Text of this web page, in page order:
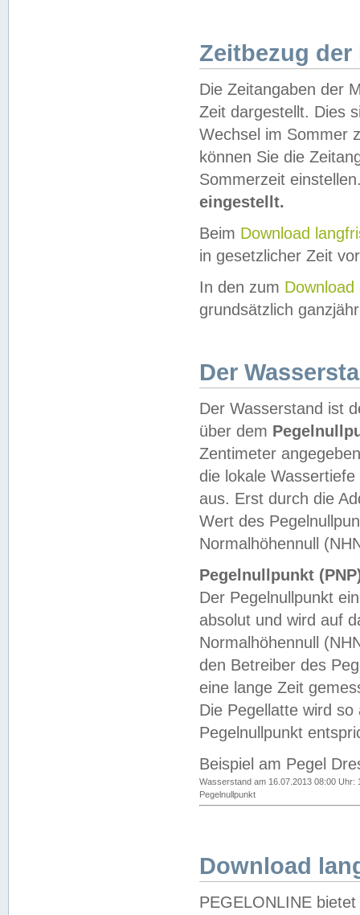
Zeitbezug der
Die Zeitangaben der
Zeit dargestellt. Dies
Wechsel im Sommer
können Sie die
Sommerzeit
eingestellt.
Beim Download
in gesetzlicher Zeit
In den zum Download
grundsätzlich
Der
Der Wasserstand ist
über dem
Zentimeter
die lokale
aus. Erst durch die
Wert des
Normalhöhennull
Pegelnullpunkt
Der Pegelnullpunkt
absolut und wird auf
Normalhöhennull
den Betreiber des
eine lange Zeit
Die Pegellatte wird
Pegelnullpunkt
Beispiel am Pegel
Wasserstand am 16.07.2013 08:00 Uhr:
Pegelnullpunkt
Download
PEGELONLINE